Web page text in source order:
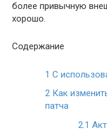
более привычную
хорошо.
Содержание
1 С
2 Как
патча
2.1